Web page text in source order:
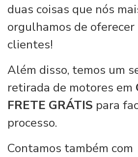
duas coisas que nós
orgulhamos de oferecer
clientes!
Além disso, temos um
retirada de motores em
FRETE GRÁTIS para
processo.
Contamos também com